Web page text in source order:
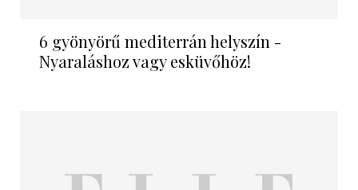
6 gyönyörű mediterrán helyszín -
Nyaraláshoz vagy esküvőhöz!